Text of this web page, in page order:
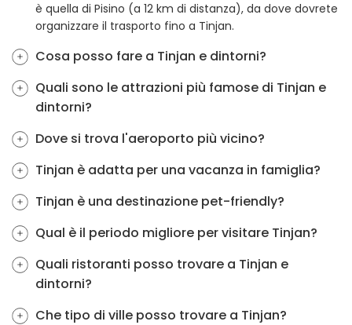
è quella di Pisino (a 12 km di distanza), da dove dovrete
organizzare il trasporto fino a Tinjan.
Cosa posso fare a Tinjan e dintorni?
Quali sono le attrazioni più famose di Tinjan e
dintorni?
Dove si trova l'aeroporto più vicino?
Tinjan è adatta per una vacanza in famiglia?
Tinjan è una destinazione pet-friendly?
Qual è il periodo migliore per visitare Tinjan?
Quali ristoranti posso trovare a Tinjan e
dintorni?
Che tipo di ville posso trovare a Tinjan?